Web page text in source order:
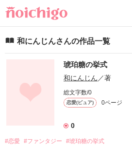
和にんじんさんの作品一覧
琥珀糖の挙式
和にんじん ／著
総文字数/0
恋愛(ピュア) 0ページ
0
#恋愛 #ファンタジー #琥珀糖の挙式